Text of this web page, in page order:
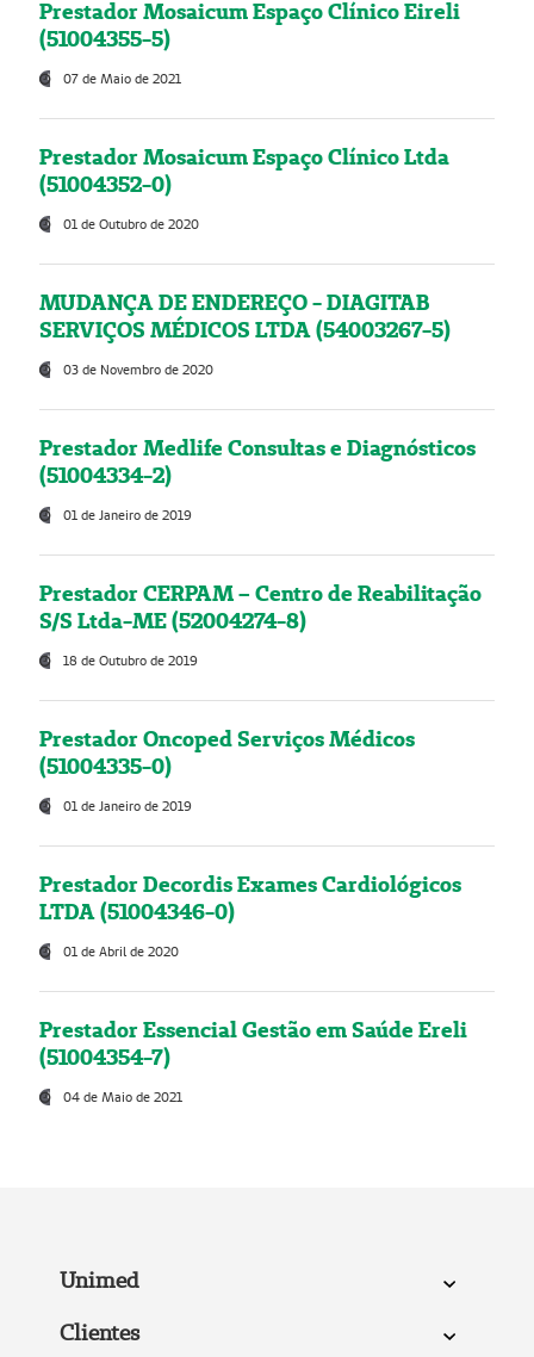
Prestador Mosaicum Espaço Clínico Eireli
(51004355-5)
07 de Maio de 2021
Prestador Mosaicum Espaço Clínico Ltda
(51004352-0)
01 de Outubro de 2020
MUDANÇA DE ENDEREÇO - DIAGITAB
SERVIÇOS MÉDICOS LTDA (54003267-5)
03 de Novembro de 2020
Prestador Medlife Consultas e Diagnósticos
(51004334-2)
01 de Janeiro de 2019
Prestador CERPAM – Centro de Reabilitação
S/S Ltda-ME (52004274-8)
18 de Outubro de 2019
Prestador Oncoped Serviços Médicos
(51004335-0)
01 de Janeiro de 2019
Prestador Decordis Exames Cardiológicos
LTDA (51004346-0)
01 de Abril de 2020
Prestador Essencial Gestão em Saúde Ereli
(51004354-7)
04 de Maio de 2021
Unimed
Clientes